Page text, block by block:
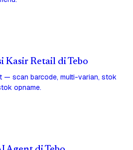
Kasir Retail di Tebo
— scan barcode, multi-varian, stok
opname.